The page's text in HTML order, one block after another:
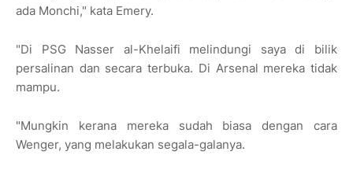
ada Monchi," kata Emery.
"Di PSG Nasser al-Khelaifi melindungi saya di bilik
persalinan dan secara terbuka. Di Arsenal mereka tidak
mampu.
"Mungkin kerana mereka sudah biasa dengan cara
Wenger, yang melakukan segala-galanya.